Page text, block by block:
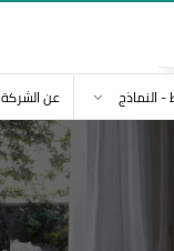
- النماذج عن الشركة